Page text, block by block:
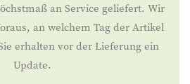
an Service geliefert. Wir
an welchem Tag der Artikel
erhalten vor der Lieferung ein
Update.